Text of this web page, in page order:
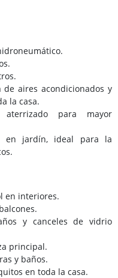
aires acondicionados y
la casa.
aterrizado para mayor
en jardín, ideal para la
en interiores.
y canceles de vidrio
principal.
y baños.
en toda la casa.